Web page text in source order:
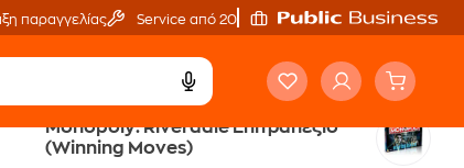
παραγγελίας Service από 20'
Monopoly: Riverdale Επιτραπέζιο
(Winning Moves)